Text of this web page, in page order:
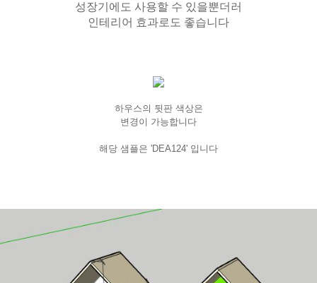
성장기에도 사용할 수 있을뿐더러
인테리어 효과로도 좋습니다
하우스의 뒷판 색상은
변경이 가능합니다
해당 샘플은 'DEA124' 입니다